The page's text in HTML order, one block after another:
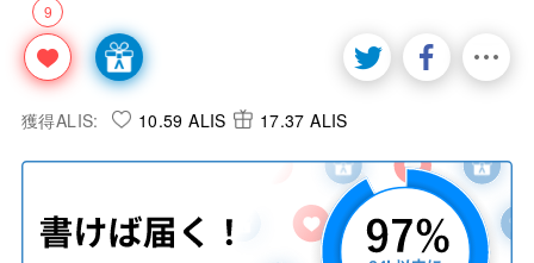
9
獲得ALIS: 10.59 ALIS 17.37 ALIS